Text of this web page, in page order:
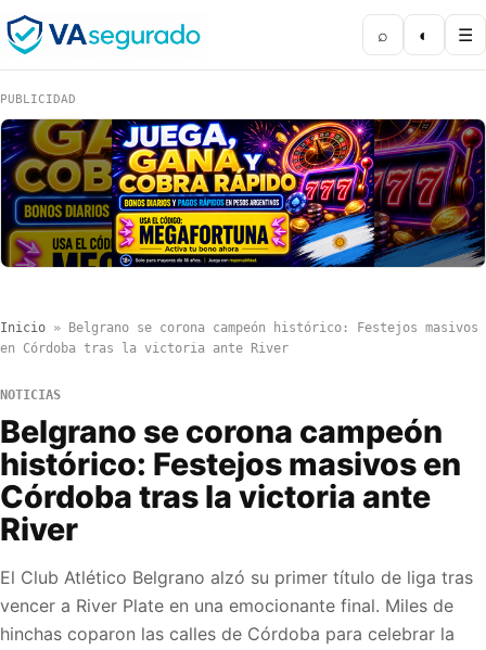
⌕ ◐ ☰
PUBLICIDAD
Inicio »
Belgrano se corona campeón histórico: Festejos masivos
en Córdoba tras la victoria ante River
NOTICIAS
Belgrano se corona campeón
histórico: Festejos masivos en
Córdoba tras la victoria ante
River
El Club Atlético Belgrano alzó su primer título de liga tras
vencer a River Plate en una emocionante final. Miles de
hinchas coparon las calles de Córdoba para celebrar la